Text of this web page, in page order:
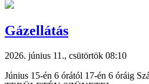
Gázellátás
2026. június 11., csütörtök 08:10
Június 15-én 6 órától 17-én 6 óráig